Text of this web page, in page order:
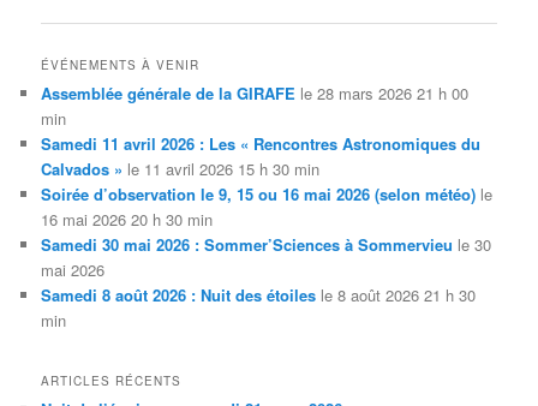
ÉVÉNEMENTS À VENIR
Assemblée générale de la GIRAFE le 28 mars 2026 21 h 00
min
Samedi 11 avril 2026 : Les « Rencontres Astronomiques du
Calvados » le 11 avril 2026 15 h 30 min
Soirée d’observation le 9, 15 ou 16 mai 2026 (selon météo) le
16 mai 2026 20 h 30 min
Samedi 30 mai 2026 : Sommer’Sciences à Sommervieu le 30
mai 2026
Samedi 8 août 2026 : Nuit des étoiles le 8 août 2026 21 h 30
min
ARTICLES RÉCENTS